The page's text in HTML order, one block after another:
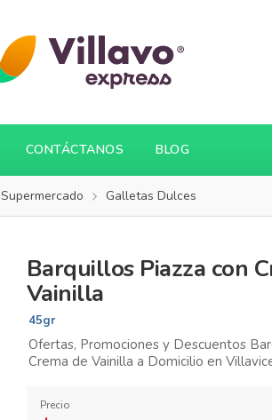
CONTÁCTANOS BLOG
Supermercado Galletas Dulces
Barquillos Piazza con
Vainilla
45gr
Ofertas, Promociones y Descuentos
Crema de Vainilla a Domicilio en
Precio